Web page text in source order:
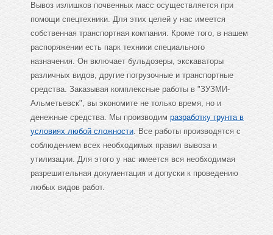
Вывоз излишков почвенных масс осуществляется при
помощи спецтехники. Для этих целей у нас имеется
собственная транспортная компания. Кроме того, в нашем
распоряжении есть парк техники специального
назначения. Он включает бульдозеры, экскаваторы
различных видов, другие погрузочные и транспортные
средства. Заказывая комплексные работы в "ЗУЗМИ-
Альметьевск", вы экономите не только время, но и
денежные средства. Мы производим разработку грунта в
условиях любой сложности. Все работы производятся с
соблюдением всех необходимых правил вывоза и
утилизации. Для этого у нас имеется вся необходимая
разрешительная документация и допуски к проведению
любых видов работ.